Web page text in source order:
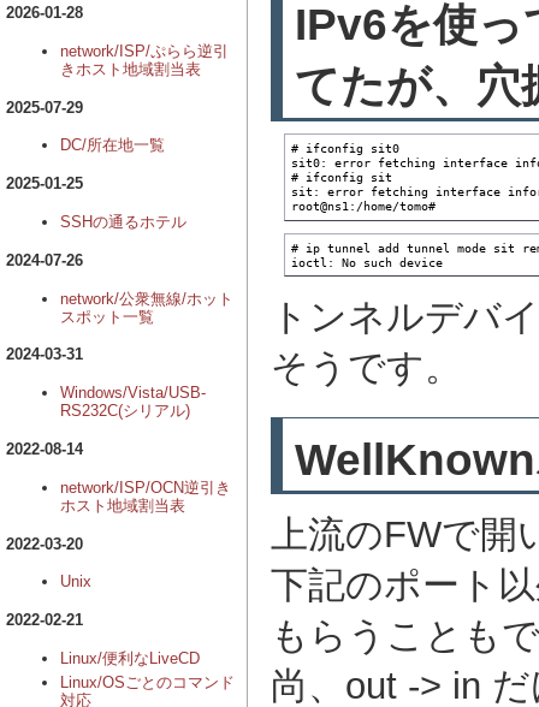
2026-01-28
network/ISP/ぷらら逆引
きホスト地域割当表
2025-07-29
DC/所在地一覧
2025-01-25
SSHの通るホテル
2024-07-26
network/公衆無線/ホット
スポット一覧
2024-03-31
Windows/Vista/USB-
RS232C(シリアル)
2022-08-14
network/ISP/OCN逆引き
ホスト地域割当表
2022-03-20
Unix
2022-02-21
Linux/便利なLiveCD
Linux/OSごとのコマンド
対応
IPv6を使
てたが、
# ifconfig sit0
sit0: error fetching interface
# ifconfig sit
sit: error fetching interface
root@ns1:/home/tomo#
# ip tunnel add tunnel mode sit
ioctl: No such device
トンネルデバ
そうです。
上流のFWで開
下記のポート
もらうことも
尚、out -> in